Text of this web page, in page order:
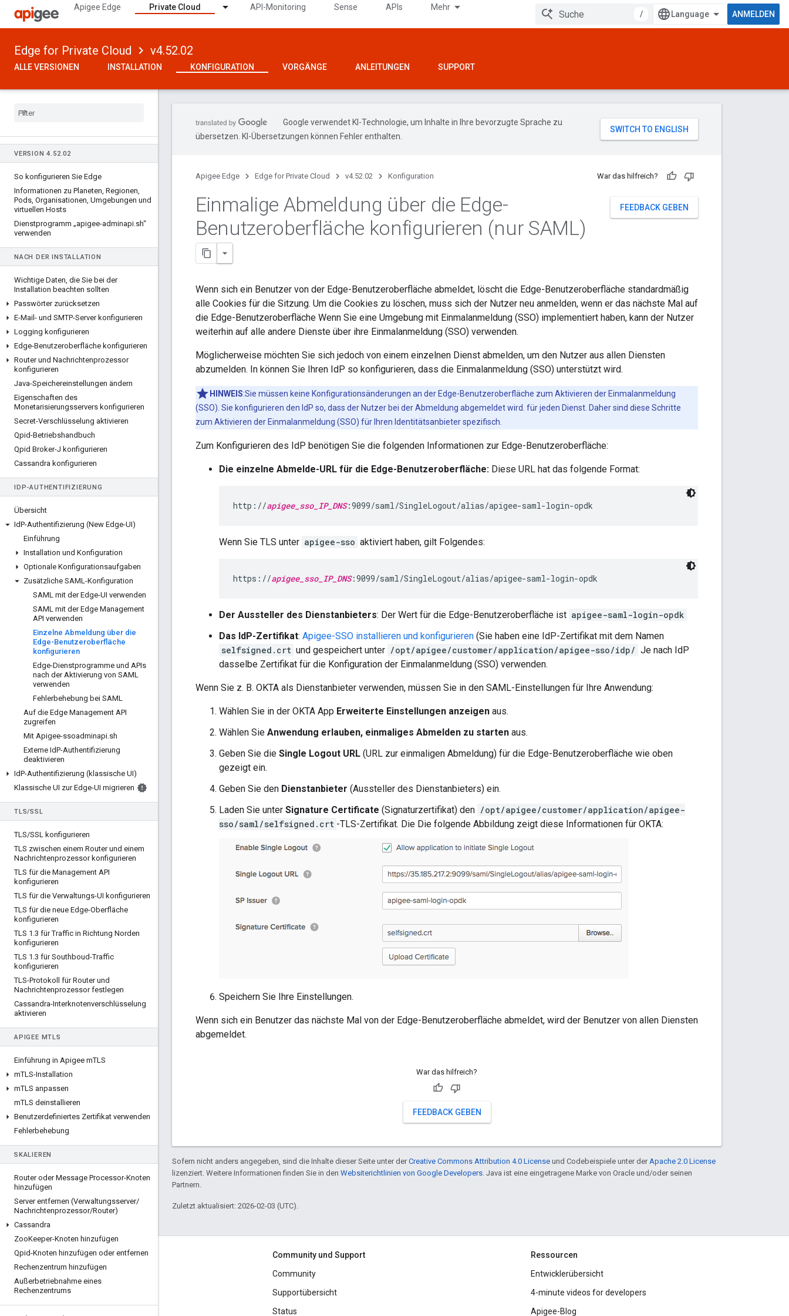
Apigee Edge Private Cloud API-Monitoring Sense APIs Mehr
/ ANMELDEN
Edge for Private Cloud v4.52.02
ALLE VERSIONEN INSTALLATION KONFIGURATION VORGÄNGE ANLEITUNGEN SUPPORT
VERSION 4. 52.02
So konfigurieren Sie Edge
Informationen zu Planeten, Regionen,
Pods, Organisationen, Umgebungen und
virtuellen Hosts
Dienstprogramm „apigee-adminapi.sh“
verwenden
NACH DER INSTALLATION
Wichtige Daten, die Sie bei der
Installation beachten sollten
Passwörter zurücksetzen
E-Mail- und SMTP-Server konfigurieren
Logging konfigurieren
Edge-Benutzeroberfläche konfigurieren
Router und Nachrichtenprozessor
konfigurieren
Java-Speichereinstellungen ändern
Eigenschaften des
Monetarisierungsservers konfigurieren
Secret-Verschlüsselung aktivieren
Qpid-Betriebshandbuch
Qpid Broker-J konfigurieren
Cassandra konfigurieren
IDP-AUTHENTIFIZIERUNG
Übersicht
IdP-Authentifizierung (New Edge-UI)
Einführung
Installation und Konfiguration
Optionale Konfigurationsaufgaben
Zusätzliche SAML-Konfiguration
SAML mit der Edge-UI verwenden
SAML mit der Edge Management
API verwenden
Einzelne Abmeldung über die
Edge-Benutzeroberfläche
konfigurieren
Edge-Dienstprogramme und APIs
nach der Aktivierung von SAML
verwenden
Fehlerbehebung bei SAML
Auf die Edge Management API
zugreifen
Mit Apigee-ssoadminapi.sh
Externe IdP-Authentifizierung
deaktivieren
IdP-Authentifizierung (klassische UI)
Klassische UI zur Edge-UI migrieren
TLS/SSL
TLS/SSL konfigurieren
TLS zwischen einem Router und einem
Nachrichtenprozessor konfigurieren
TLS für die Management API
konfigurieren
TLS für die Verwaltungs-UI konfigurieren
TLS für die neue Edge-Oberfläche
konfigurieren
TLS 1 .3 für Traffic in Richtung Norden
konfigurieren
TLS 1 .3 für Southboud-Traffic
konfigurieren
TLS-Protokoll für Router und
Nachrichtenprozessor festlegen
Cassandra-Interknotenverschlüsselung
aktivieren
APIGEE MTLS
Einführung in Apigee mTLS
mTLS-Installation
mTLS anpassen
mTLS deinstallieren
Benutzerdefiniertes Zertifikat verwenden
Fehlerbehebung
SKALIEREN
Router oder Message Processor-Knoten
hinzufügen
Server entfernen (Verwaltungsserver/
Nachrichtenprozessor/Router)
Cassandra
ZooKeeper-Knoten hinzufügen
Qpid-Knoten hinzufügen oder entfernen
Rechenzentrum hinzufügen
Außerbetriebnahme eines
Rechenzentrums
Google verwendet KI-Technologie, um Inhalte in Ihre bevorzugte Sprache zu
übersetzen. KI-Übersetzungen können Fehler enthalten.
Apigee Edge Edge for Private Cloud v4.52.02 Konfiguration War das hilfreich?
FEEDBACK GEBEN
Einmalige Abmeldung über die Edge-
Benutzeroberfläche konfigurieren (nur SAML)
Wenn sich ein Benutzer von der Edge-Benutzeroberfläche abmeldet, löscht die Edge-Benutzeroberfläche standardmäßig
alle Cookies für die Sitzung. Um die Cookies zu löschen, muss sich der Nutzer neu anmelden, wenn er das nächste Mal auf
die Edge-Benutzeroberfläche Wenn Sie eine Umgebung mit Einmalanmeldung (SSO) implementiert haben, kann der Nutzer
weiterhin auf alle andere Dienste über ihre Einmalanmeldung (SSO) verwenden.
Möglicherweise möchten Sie sich jedoch von einem einzelnen Dienst abmelden, um den Nutzer aus allen Diensten
abzumelden. In können Sie Ihren IdP so konfigurieren, dass die Einmalanmeldung (SSO) unterstützt wird.
HINWEIS:Sie müssen keine Konfigurationsänderungen an der Edge-Benutzeroberfläche zum Aktivieren der Einmalanmeldung
(SSO). Sie konfigurieren den IdP so, dass der Nutzer bei der Abmeldung abgemeldet wird. für jeden Dienst. Daher sind diese Schritte
zum Aktivieren der Einmalanmeldung (SSO) für Ihren Identitätsanbieter spezifisch.
Zum Konfigurieren des IdP benötigen Sie die folgenden Informationen zur Edge-Benutzeroberfläche:
Die einzelne Abmelde-URL für die Edge-Benutzeroberfläche: Diese URL hat das folgende Format:
http://apigee_sso_IP_DNS:9099/saml/SingleLogout/alias/apigee-saml-login-opdk
Wenn Sie TLS unter apigee-sso aktiviert haben, gilt Folgendes:
https://apigee_sso_IP_DNS:9099/saml/SingleLogout/alias/apigee-saml-login-opdk
Der Aussteller des Dienstanbieters: Der Wert für die Edge-Benutzeroberfläche ist apigee-saml-login-opdk
Das IdP-Zertifikat: Apigee-SSO installieren und konfigurieren (Sie haben eine IdP-Zertifikat mit dem Namen
selfsigned.crt und gespeichert unter /opt/apigee/customer/application/apigee-sso/idp/ Je nach IdP
dasselbe Zertifikat für die Konfiguration der Einmalanmeldung (SSO) verwenden.
Wenn Sie z. B. OKTA als Dienstanbieter verwenden, müssen Sie in den SAML-Einstellungen für Ihre Anwendung:
Wählen Sie in der OKTA App Erweiterte Einstellungen anzeigen aus.
Wählen Sie Anwendung erlauben, einmaliges Abmelden zu starten aus.
Geben Sie die Single Logout URL (URL zur einmaligen Abmeldung) für die Edge-Benutzeroberfläche wie oben
gezeigt ein.
Geben Sie den Dienstanbieter (Aussteller des Dienstanbieters) ein.
Laden Sie unter Signature Certificate (Signaturzertifikat) den /opt/apigee/customer/application/apigee-
sso/saml/selfsigned.crt -TLS-Zertifikat. Die Die folgende Abbildung zeigt diese Informationen für OKTA:
Speichern Sie Ihre Einstellungen.
Wenn sich ein Benutzer das nächste Mal von der Edge-Benutzeroberfläche abmeldet, wird der Benutzer von allen Diensten
abgemeldet.
War das hilfreich?
FEEDBACK GEBEN
Sofern nicht anders angegeben, sind die Inhalte dieser Seite unter derCreative Commons Attribution 4.0 License und Codebeispiele unter derApache 2.0 License
lizenziert. Weitere Informationen finden Sie in den Websiterichtlinien von Google Developers. Java ist eine eingetragene Marke von Oracle und/oder seinen
Partnern.
Zuletzt aktualisiert: 2026-02-03 (UTC).
Über Apigee
Events
Community und Support
Community
Supportübersicht
Status
Ressourcen
Entwicklerübersicht
4-minute videos for developers
Apigee-Blog